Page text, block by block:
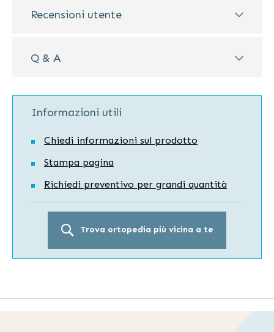
Recensioni utente
Q & A
Informazioni utili
Chiedi informazioni sul prodotto
Stampa pagina
Richiedi preventivo per grandi quantità
Trova ortopedia più vicina a te